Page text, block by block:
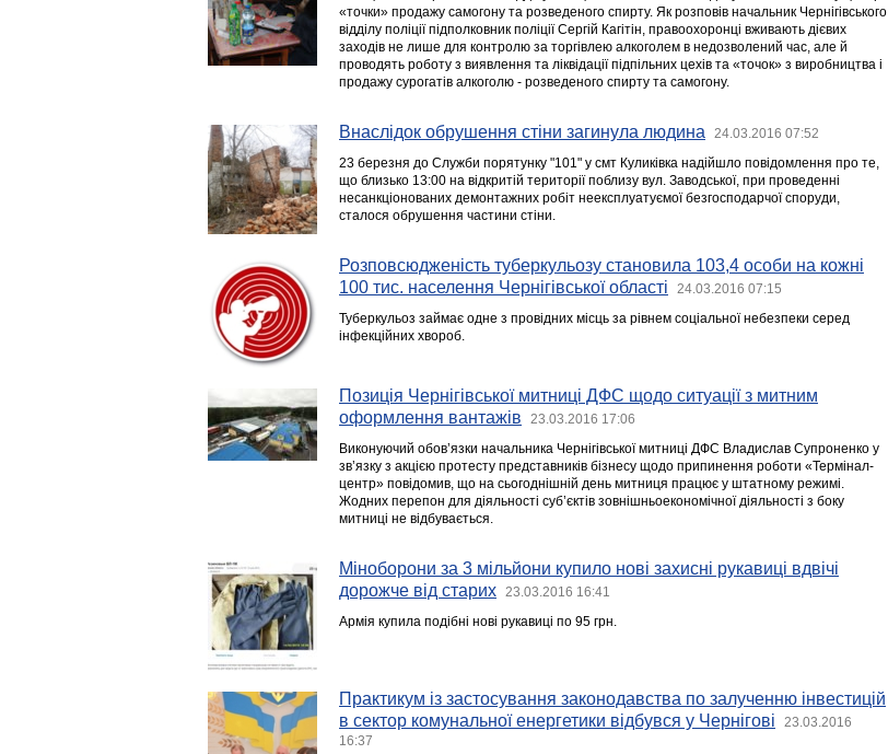
«точки» продажу самогону та розведеного спирту. Як розповів начальник Чернігівського
відділу поліції підполковник поліції Сергій Кагітін, правоохоронці вживають дієвих
заходів не лише для контролю за торгівлею алкоголем в недозволений час, але й
проводять роботу з виявлення та ліквідації підпільних цехів та «точок» з виробництва і
продажу сурогатів алкоголю - розведеного спирту та самогону.
Внаслідок обрушення стіни загинула людина 24.03.2016 07:52
23 березня до Служби порятунку "101" у смт Куликівка надійшло повідомлення про те,
що близько 13:00 на відкритій території поблизу вул. Заводської, при проведенні
несанкціонованих демонтажних робіт неексплуатуємої безгосподарчої споруди,
сталося обрушення частини стіни.
Розповсюдженість туберкульозу становила 103,4 особи на кожні
100 тис. населення Чернігівської області
24.03.2016 07:15
Туберкульоз займає одне з провідних місць за рівнем соціальної небезпеки серед
інфекційних хвороб.
Позиція Чернігівської митниці ДФС щодо ситуації з митним
оформлення вантажів
23.03.2016 17:06
Виконуючий обов’язки начальника Чернігівської митниці ДФС Владислав Супроненко у
зв’язку з акцією протесту представників бізнесу щодо припинення роботи «Термінал-
центр» повідомив, що на сьогоднішній день митниця працює у штатному режимі.
Жодних перепон для діяльності суб’єктів зовнішньоекономічної діяльності з боку
митниці не відбувається.
Міноборони за 3 мільйони купило нові захисні рукавиці вдвічі
дорожче від старих
23.03.2016 16:41
Армія купила подібні нові рукавиці по 95 грн.
Практикум із застосування законодавства по залученню інвестицій
в сектор комунальної енергетики відбувся у Чернігові
23.03.2016
16:37